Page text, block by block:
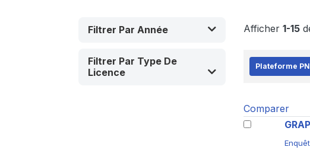
Filtrer Par Année
Filtrer Par Type De
Licence
Afficher 1-15
Plateforme
Comparer